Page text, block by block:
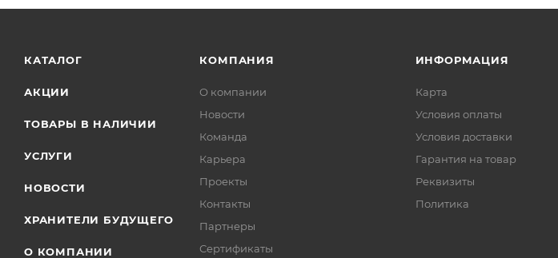
КАТАЛОГ
АКЦИИ
ТОВАРЫ В НАЛИЧИИ
УСЛУГИ
НОВОСТИ
ХРАНИТЕЛИ БУДУЩЕГО
О КОМПАНИИ
КОМПАНИЯ
О компании
Новости
Команда
Карьера
Проекты
Контакты
Партнеры
Сертификаты
ИНФОРМАЦИЯ
Карта
Условия оплаты
Условия доставки
Гарантия на товар
Реквизиты
Политика